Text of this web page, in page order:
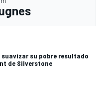
su pobre resultado
de Silverstone